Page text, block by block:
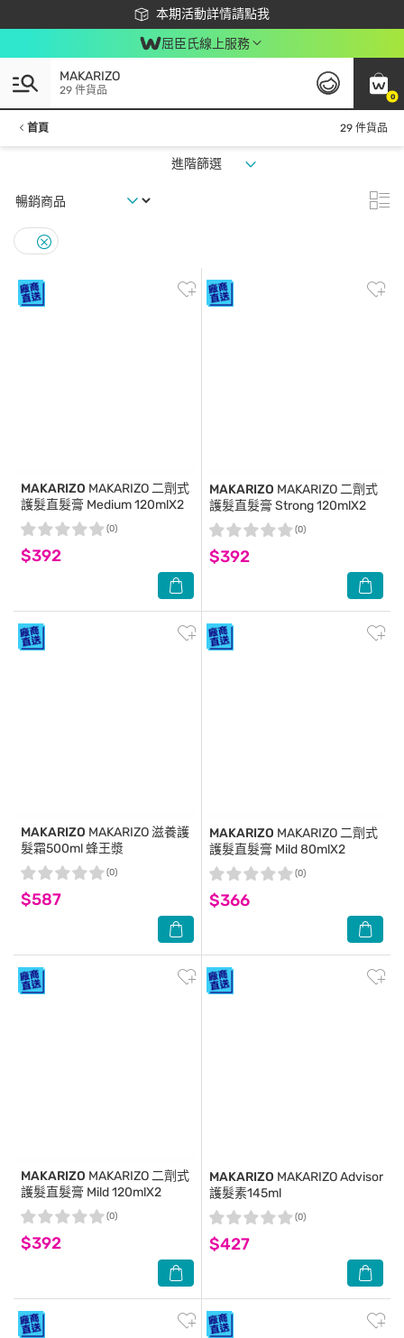
本期活動詳情請點我
下載app最高回饋$350
屈臣氏線上服務
0
MAKARIZO
29 件貨品
首頁 29 件貨品
進階篩選
MAKARIZO MAKARIZO 二劑式
護髮直髮膏 Medium 120mlX2
$392
(0)
MAKARIZO MAKARIZO 二劑式
護髮直髮膏 Strong 120mlX2
$392
(0)
MAKARIZO MAKARIZO 滋養護
髮霜500ml 蜂王漿
$587
(0)
MAKARIZO MAKARIZO 二劑式
護髮直髮膏 Mild 80mlX2
$366
(0)
MAKARIZO MAKARIZO 二劑式
護髮直髮膏 Mild 120mlX2
$392
(0)
MAKARIZO MAKARIZO Advisor
護髮素145ml
$427
(0)